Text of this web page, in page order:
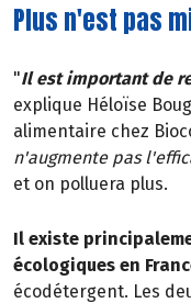
Plus n'est pas
"Il est important de
explique Héloïse
alimentaire chez
n'augmente pas
et on polluera plus.
Il existe
écologiques en
écodétergent. Les